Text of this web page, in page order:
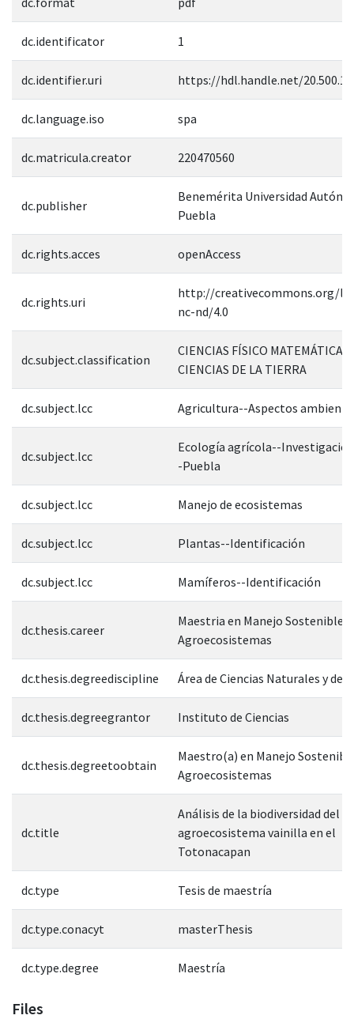
dc.identificator 1
dc.identifier.uri https://hdl.handle.net/
dc.language.iso spa
dc.matricula.creator 220470560
dc.publisher
Benemérita Universidad
Puebla
dc.rights.acces openAccess
dc.rights.uri
http://creativecommons.org/
nc-nd/4.0
dc.subject.classification
CIENCIAS FÍSICO MATEMÁTICAS
CIENCIAS DE LA TIERRA
dc.subject.lcc Agricultura--Aspectos
dc.subject.lcc
Ecología agrícola--
-Puebla
dc.subject.lcc Manejo de ecosistemas
dc.subject.lcc Plantas--Identificación
dc.subject.lcc Mamíferos--Identificación
dc.thesis.career
Maestria en Manejo Sostenible
Agroecosistemas
dc.thesis.degreediscipline Área de Ciencias Naturales y de
dc.thesis.degreegrantor Instituto de Ciencias
dc.thesis.degreetoobtain
Maestro(a) en Manejo
Agroecosistemas
dc.title
Análisis de la biodiversidad del
agroecosistema vainilla en el
Totonacapan
dc.type Tesis de maestría
dc.type.conacyt masterThesis
dc.type.degree Maestría
Files